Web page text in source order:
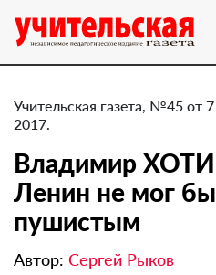
Учительская газета, №45 от
2017.
Владимир
Ленин не мог
пушистым
Автор: Сергей Рыков